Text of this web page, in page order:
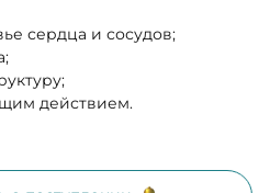
сердца и сосудов;
действием.